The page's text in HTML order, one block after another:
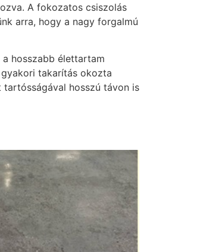
A fokozatos csiszolás
arra, hogy a nagy forgalmú
hosszabb élettartam
takarítás okozta
hosszú távon is